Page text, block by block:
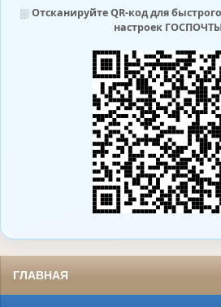
⛆ Отсканируйте QR-код для
настроек
ГЛАВНАЯ